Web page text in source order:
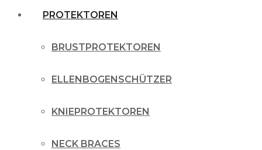
PROTEKTOREN
BRUSTPROTEKTOREN
ELLENBOGENSCHÜTZER
KNIEPROTEKTOREN
NECK BRACES